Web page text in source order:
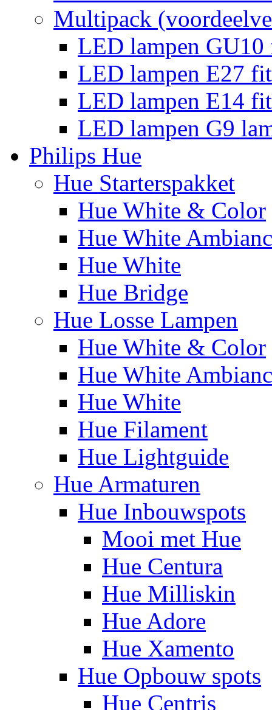
Multipack
LED lampen
LED lampen E27
LED lampen E14
LED lampen G9
Philips Hue
Hue Starterspakket
Hue White & Color
Hue White
Hue White
Hue Bridge
Hue Losse Lampen
Hue White & Color
Hue White
Hue White
Hue Filament
Hue Lightguide
Hue Armaturen
Hue Inbouwspots
Mooi met Hue
Hue Centura
Hue Milliskin
Hue Adore
Hue Xamento
Hue Opbouw spots
Hue Centris